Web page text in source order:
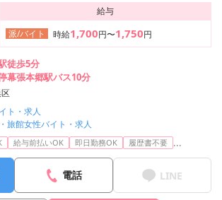
給与
派/バイト 時給1,700円〜1,750円
徒歩5分
幕張本郷駅バス10分
ト・求人
旅館女性バイト・求人
給与前払いOK 即日勤務OK 履歴書不要 ...
電話 LINE